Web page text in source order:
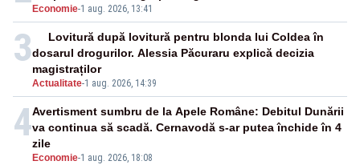
Economie-1 aug. 2026, 13:41
3
Actualitate-1 aug. 2026, 14:39
Lovitură după lovitură pentru blonda lui Coldea în
dosarul drogurilor. Alessia Păcuraru explică decizia
magistraților
4
Economie-1 aug. 2026, 18:08
Avertisment sumbru de la Apele Române: Debitul Dunării
va continua să scadă. Cernavodă s-ar putea închide în 4
zile